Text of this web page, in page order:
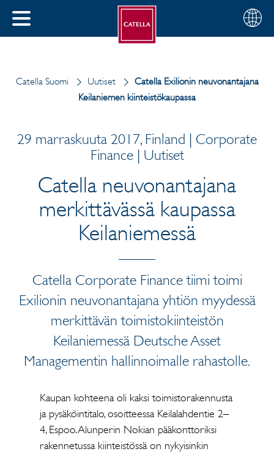
SULJE
Valitse
alue
Suomi
Catella Suomi Uutiset
Catella Exilionin neuvonantajana
Keilaniemen kiinteistökaupassa
29 marraskuuta 2017, Finland | Corporate
Finance | Uutiset
Catella neuvonantajana
merkittävässä kaupassa
Keilaniemessä
Catella Corporate Finance tiimi toimi
Exilionin neuvonantajana yhtiön myydessä
merkittävän toimistokiinteistön
Keilaniemessä Deutsche Asset
Managementin hallinnoimalle rahastolle.
Kaupan kohteena oli kaksi toimistorakennusta
ja pysäköintitalo, osoitteessa Keilalahdentie 2–
4, Espoo. Alunperin Nokian pääkonttoriksi
rakennetussa kiinteistössä on nykyisinkin